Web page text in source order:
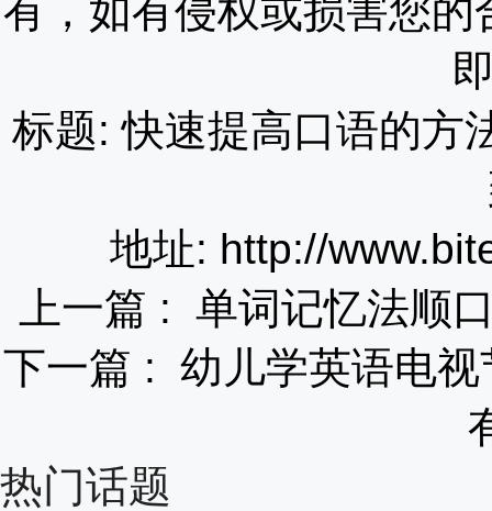
有，如有侵权或损害您
标题: 快速提高口语的方
地址: http://
上一篇 : 单词记忆法顺
下一篇 : 幼儿学英语电
热门话题